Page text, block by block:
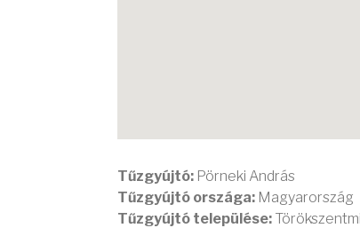
Tűzgyújtó: Pörneki András
Tűzgyújtó országa: Magyarország
Tűzgyújtó települése: